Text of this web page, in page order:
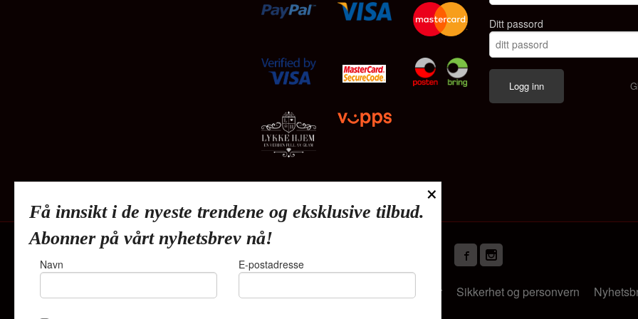
Ditt passord
Kjøpsbetingelser Sikkerhet og personvern
×
Få innsikt i de nyeste trendene og eksklusive tilbud.
Abonner på vårt nyhetsbrev nå!
Navn E-postadresse